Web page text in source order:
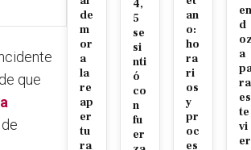
que
de
m
or
a
la
re
ap
er
tu
ra
4,
5
se
si
nti
ó
co
n
fu
er
an
o:
ho
ra
ri
os
y
pr
oc
es
en
d
a
ra
es
te
vi
er